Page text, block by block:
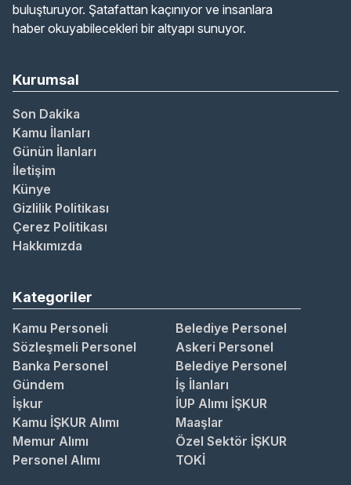
buluşturuyor. Şatafattan kaçınıyor ve insanlara
haber okuyabilecekleri bir altyapı sunuyor.
Kurumsal
Son Dakika
Kamu İlanları
Günün İlanları
İletişim
Künye
Gizlilik Politikası
Çerez Politikası
Hakkımızda
Kategoriler
Kamu Personeli
Belediye Personel
Sözleşmeli Personel
Askeri Personel
Banka Personel
Belediye Personel
Gündem
İş İlanları
İşkur
İUP Alımı İŞKUR
Kamu İŞKUR Alımı
Maaşlar
Memur Alımı
Özel Sektör İŞKUR
Personel Alımı
TOKİ